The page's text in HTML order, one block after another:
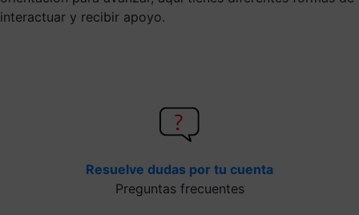
interactuar y recibir apoyo.
Resuelve dudas por tu cuenta
Preguntas frecuentes